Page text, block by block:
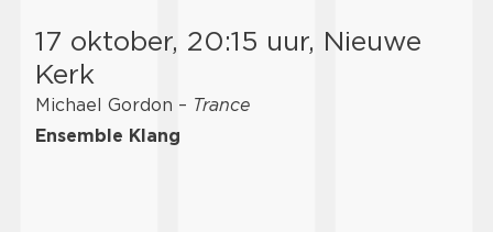
17 oktober, 20:15 uur, Nieuwe
Kerk
Michael Gordon – Trance
Ensemble Klang